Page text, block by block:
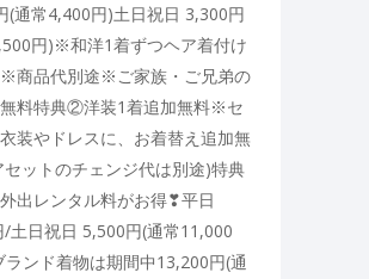
(通常4,400円)土日祝日 3,300円
円)※和洋1着ずつヘア着付け
商品代別途※ご家族・ご兄弟の
料特典②洋装1着追加無料※セ
装やドレスに、お着替え追加無
セットのチェンジ代は別途)特典
出レンタル料がお得❣平日
/土日祝日 5,500円(通常11,000
ンド着物は期間中13,200円(通